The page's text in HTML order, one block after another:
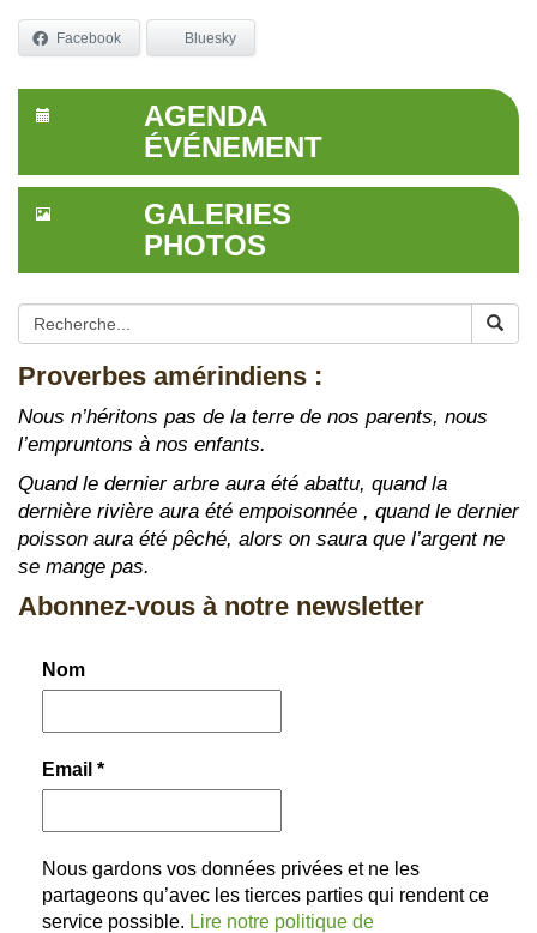
Facebook Bluesky
AGENDA
ÉVÉNEMENT
GALERIES
PHOTOS
Proverbes amérindiens :
Nous n’héritons pas de la terre de nos parents, nous
l’empruntons à nos enfants.
Quand le dernier arbre aura été abattu, quand la
dernière rivière aura été empoisonnée , quand le dernier
poisson aura été pêché, alors on saura que l’argent ne
se mange pas.
Abonnez-vous à notre newsletter
Nom
Email *
Nous gardons vos données privées et ne les
partageons qu’avec les tierces parties qui rendent ce
service possible. Lire notre politique de